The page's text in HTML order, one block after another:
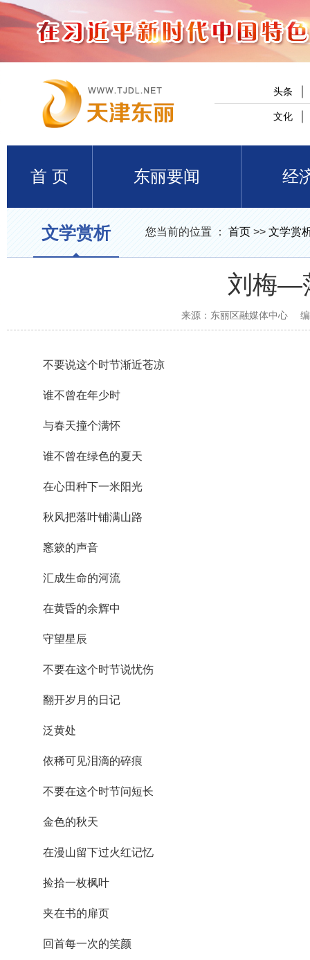
头条
文化
首 页 东丽要闻 经
文学赏析 您当前的位置 ： 首页 >> 文学赏
刘梅—
来源： 东丽区融媒体中心
不要说这个时节渐近苍凉
谁不曾在年少时
与春天撞个满怀
谁不曾在绿色的夏天
在心田种下一米阳光
秋风把落叶铺满山路
窸簌的声音
汇成生命的河流
在黄昏的余辉中
守望星辰
不要在这个时节说忧伤
翻开岁月的日记
泛黄处
依稀可见泪滴的碎痕
不要在这个时节问短长
金色的秋天
在漫山留下过火红记忆
捡拾一枚枫叶
夹在书的扉页
回首每一次的笑颜